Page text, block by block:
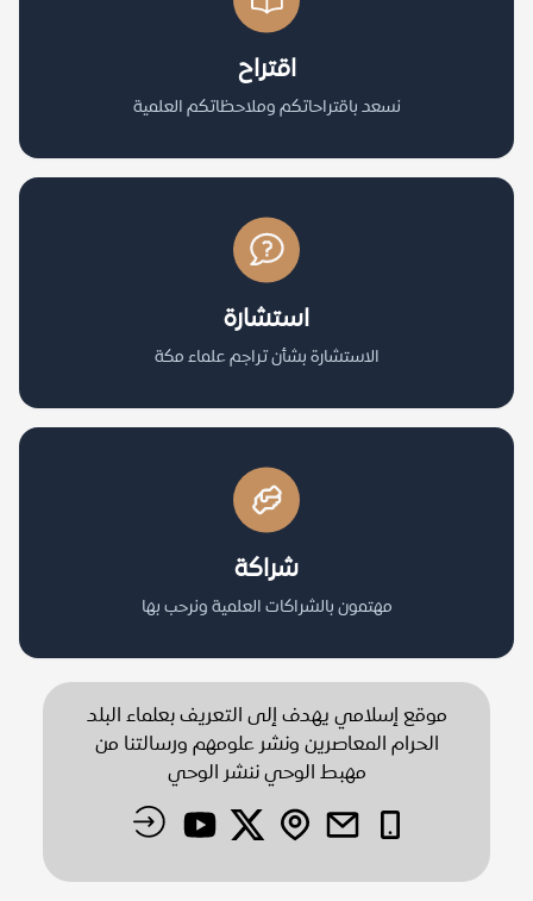
اقتراح
نسعد باقتراحاتكم وملاحظاتكم العلمية
استشارة
الاستشارة بشأن تراجم علماء مكة
شراكة
مهتمون بالشراكات العلمية ونرحب بها
موقع إسلامي يهدف إلى التعريف بعلماء البلد
الحرام المعاصرين ونشر علومهم ورسالتنا من
مهبط الوحي ننشر الوحي